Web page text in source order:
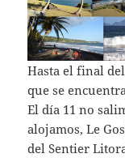
Hasta el final
que se
El día 11 no
alojamos, Le
del Sentier